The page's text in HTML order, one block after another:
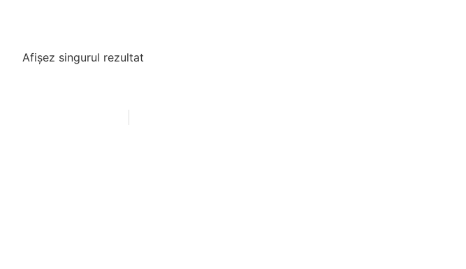
Afișez singurul rezultat